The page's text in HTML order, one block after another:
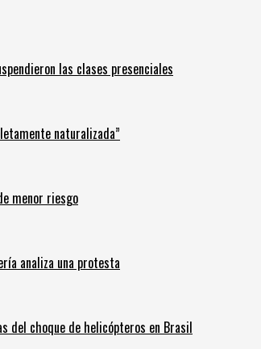
las clases presenciales
naturalizada”
menor riesgo
analiza una protesta
del choque de helicópteros en Brasil